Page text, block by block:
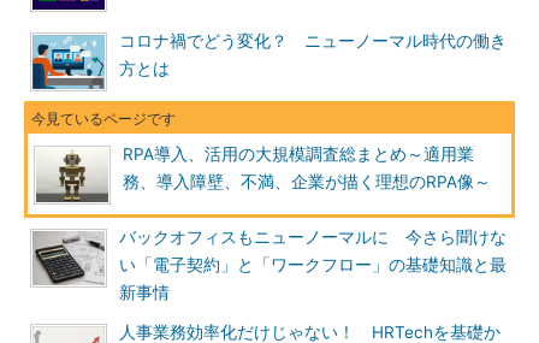
コロナ禍でどう変化？ ニューノーマル時代の働き
方とは
RPA導入、活用の大規模調査総まとめ～適用業
務、導入障壁、不満、企業が描く理想のRPA像～
バックオフィスもニューノーマルに 今さら聞けな
い「電子契約」と「ワークフロー」の基礎知識と最
新事情
人事業務効率化だけじゃない！ HRTechを基礎か